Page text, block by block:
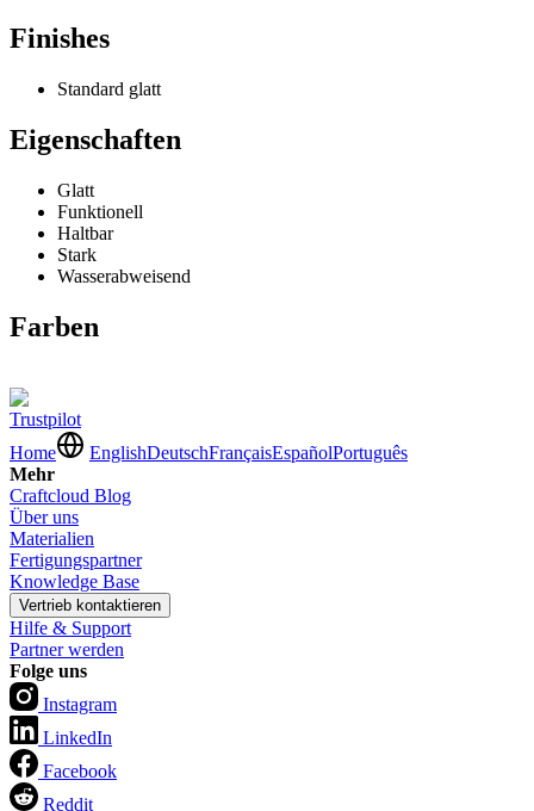
Finishes
Standard glatt
Eigenschaften
Glatt
Funktionell
Haltbar
Stark
Wasserabweisend
Farben
Trustpilot
Home
EnglishDeutschFrançaisEspañolPortuguês
Mehr
Craftcloud Blog
Über uns
Materialien
Fertigungspartner
Knowledge Base
Vertrieb kontaktieren
Hilfe & Support
Partner werden
Folge uns
Instagram
LinkedIn
Facebook
Reddit